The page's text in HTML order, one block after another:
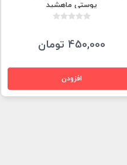
پوستی ماهشید
450,000 تومان